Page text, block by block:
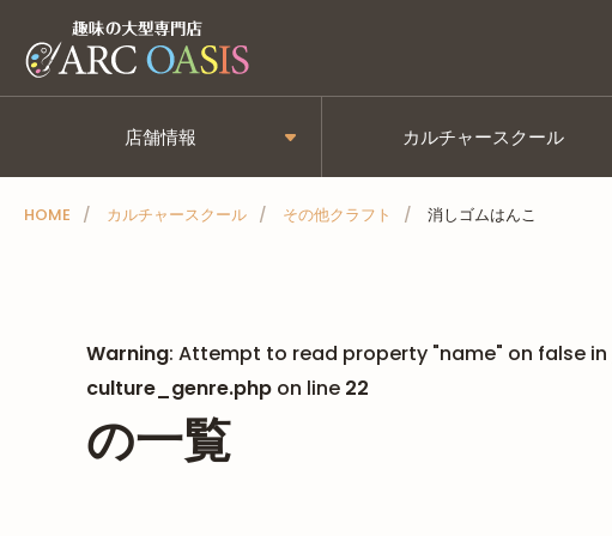
店舗情報 カルチャースクール
HOME カルチャースクール その他クラフト 消しゴムはんこ
Warning: Attempt to read property "name" on false in
culture_genre.php on line 22
の一覧